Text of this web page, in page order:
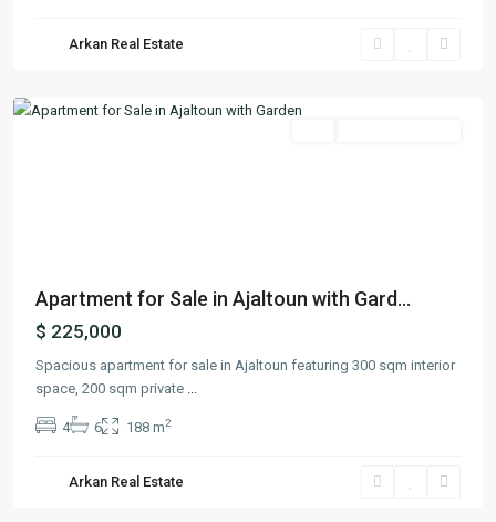
Arkan Real Estate
Ajaltoun,
Apartment for Sale in Ajaltoun with Gard...
$ 225,000
Spacious apartment for sale in Ajaltoun featuring 300 sqm interior
space, 200 sqm private
4 6 188 m2
Arkan Real Estate